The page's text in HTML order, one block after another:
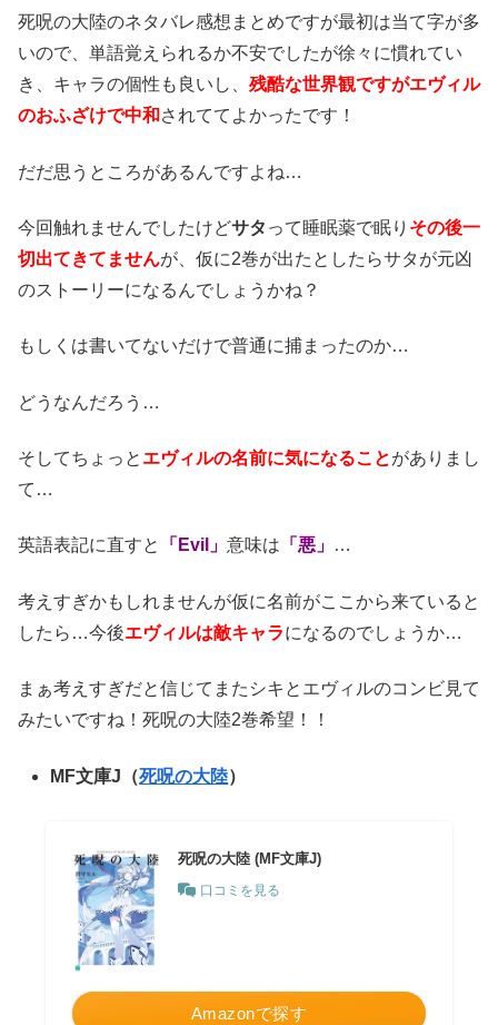
死呪の大陸のネタバレ感想まとめですが最初は当て字が多
いので、単語覚えられるか不安でしたが徐々に慣れてい
き、キャラの個性も良いし、 残酷な世界観ですがエヴィル
のおふざけで中和 されててよかったです！
だだ思うところがあるんですよね…
今回触れませんでしたけどサタ って睡眠薬で眠り その後一
切出てきてませんが、仮に2巻が出たとしたらサタが元凶
のストーリーになるんでしょうかね？
もしくは書いてないだけで普通に捕まったのか…
どうなんだろう…
そしてちょっと エヴィルの名前に気になることがありまし
て…
英語表記に直すと 「Evil」 意味は 「悪」 …
考えすぎかもしれませんが仮に名前がここから来ていると
したら…今後エヴィルは敵キャラになるのでしょうか…
まぁ考えすぎだと信じてまたシキとエヴィルのコンビ見て
みたいですね！死呪の大陸2巻希望！！
MF文庫J（死呪の大陸）
死呪の大陸 (MF文庫J)
口コミを見る
Amazonで探す